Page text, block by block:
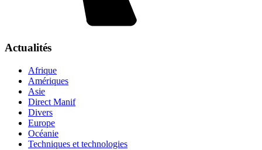
Actualités
Afrique
Amériques
Asie
Direct Manif
Divers
Europe
Océanie
Techniques et technologies